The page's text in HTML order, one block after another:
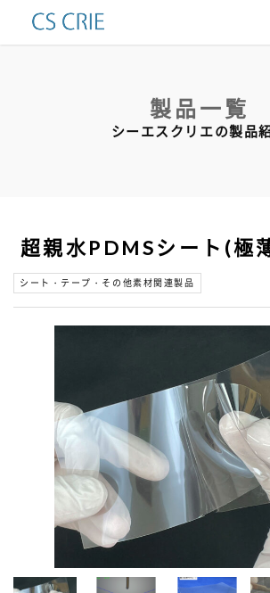
お問い合わせ
製品一覧
シーエスクリエの製品
超親水PDMSシート(極
シート・テープ・その他素材関連製品